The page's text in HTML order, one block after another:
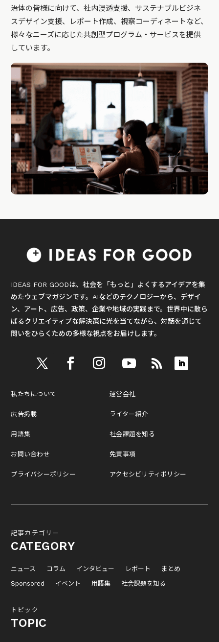
治体の皆様に向けて、社内浸透支援、サステナブルビジネ
スデザイン支援、レポート作成、視察コーディネートなど、
様々なニーズに応じた共創型プログラム・サービスを提供
しています。
IDEAS FOR GOODは、社会を「もっと」よくするアイデアを集
めたウェブマガジンです。AIなどのテクノロジーから、デザイ
ン、アート、広告、政策、企業や地域の実践まで。世界中に散ら
ばるクリエイティブな解決策に光を当てながら、対話を通じて
問いをひらくための多様な視点をお届けします。
私たちについて
広告掲載
用語集
お問い合わせ
プライバシーポリシー
運営会社
ライター紹介
社会課題を知る
免責事項
アクセシビリティポリシー
記事カテゴリー
CATEGORY
ニュース コラム インタビュー レポート
まとめ
Sponsored
イベント 用語集 社会課題を知る
トピック
TOPIC